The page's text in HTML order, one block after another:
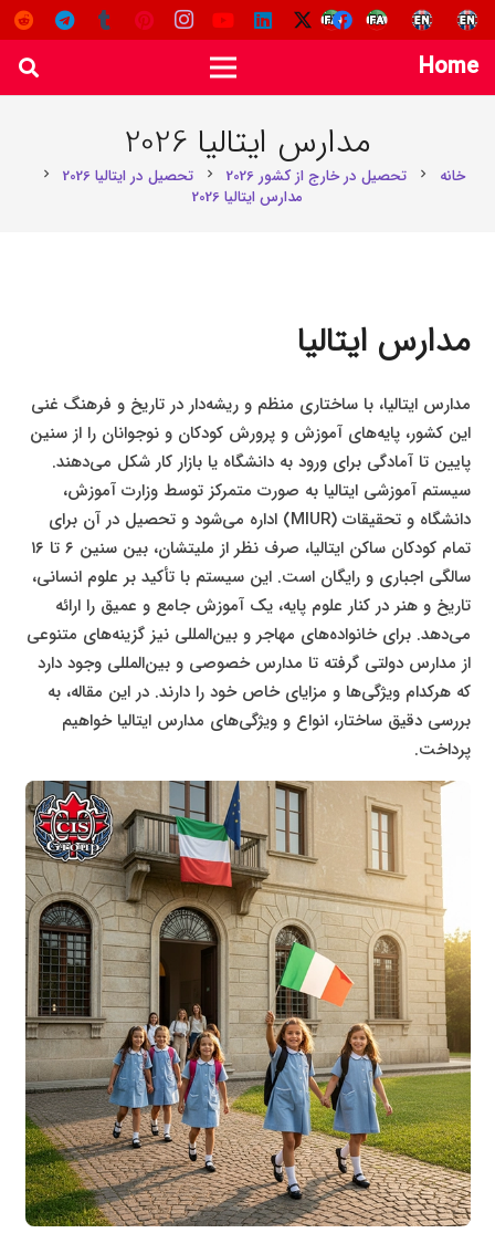
Home
مدارس ایتالیا 2026
خانه chevron_right تحصیل در خارج از کشور 2026 chevron_right تحصیل در ایتالیا 2026 chevron_right
مدارس ایتالیا 2026
مدارس ایتالیا
مدارس ایتالیا، با ساختاری منظم و ریشه‌دار در تاریخ و فرهنگ غنی
این کشور، پایه‌های آموزش و پرورش کودکان و نوجوانان را از سنین
پایین تا آمادگی برای ورود به دانشگاه یا بازار کار شکل می‌دهند.
سیستم آموزشی ایتالیا به صورت متمرکز توسط وزارت آموزش،
دانشگاه و تحقیقات (MIUR) اداره می‌شود و تحصیل در آن برای
تمام کودکان ساکن ایتالیا، صرف نظر از ملیتشان، بین سنین ۶ تا ۱۶
سالگی اجباری و رایگان است. این سیستم با تأکید بر علوم انسانی،
تاریخ و هنر در کنار علوم پایه، یک آموزش جامع و عمیق را ارائه
می‌دهد. برای خانواده‌های مهاجر و بین‌المللی نیز گزینه‌های متنوعی
از مدارس دولتی گرفته تا مدارس خصوصی و بین‌المللی وجود دارد
که هرکدام ویژگی‌ها و مزایای خاص خود را دارند. در این مقاله، به
بررسی دقیق ساختار، انواع و ویژگی‌های مدارس ایتالیا خواهیم
پرداخت.